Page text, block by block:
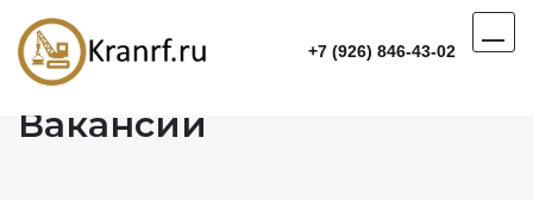
+7 (926) 846-43-02
Вакансии